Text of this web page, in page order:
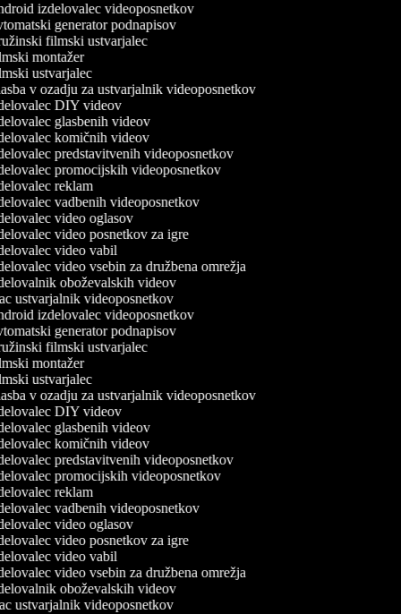
izdelovalec videoposnetkov
generator podnapisov
filmski ustvarjalec
montažer
ustvarjalec
v ozadju za ustvarjalnik videoposnetkov
DIY videov
glasbenih videov
komičnih videov
predstavitvenih videoposnetkov
promocijskih videoposnetkov
reklam
vadbenih videoposnetkov
video oglasov
video posnetkov za igre
video vabil
video vsebin za družbena omrežja
oboževalskih videov
ustvarjalnik videoposnetkov
izdelovalec videoposnetkov
generator podnapisov
filmski ustvarjalec
montažer
ustvarjalec
v ozadju za ustvarjalnik videoposnetkov
DIY videov
glasbenih videov
komičnih videov
predstavitvenih videoposnetkov
promocijskih videoposnetkov
reklam
vadbenih videoposnetkov
video oglasov
video posnetkov za igre
video vabil
video vsebin za družbena omrežja
oboževalskih videov
ustvarjalnik videoposnetkov